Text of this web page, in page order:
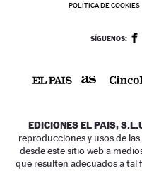
POLÍTICA DE COOKIES
SÍGUENOS:
EDICIONES EL PAIS,
reproducciones y usos de
desde este sitio web a
que resulten adecuados a